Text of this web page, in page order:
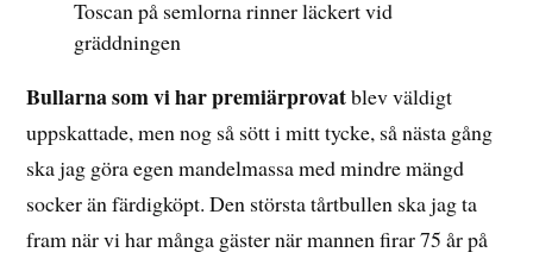
Toscan på semlorna rinner läckert vid
gräddningen
Bullarna som vi har premiärprovatblev väldigt
uppskattade, men nog så sött i mitt tycke, så nästa gång
ska jag göra egen mandelmassa med mindre mängd
socker än färdigköpt. Den största tårtbullen ska jag ta
fram när vi har många gäster när mannen firar 75 år på